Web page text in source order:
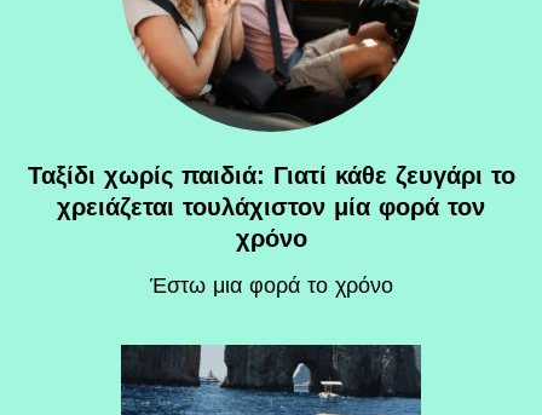
Ταξίδι χωρίς παιδιά: Γιατί κάθε ζευγάρι το
χρειάζεται τουλάχιστον μία φορά τον
χρόνο
Έστω μια φορά το χρόνο